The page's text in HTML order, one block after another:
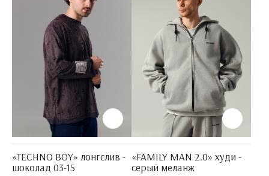
«TECHNO BOY» лонгслив -
шоколад 03-15
«FAMILY MAN 2.0» худи -
серый меланж